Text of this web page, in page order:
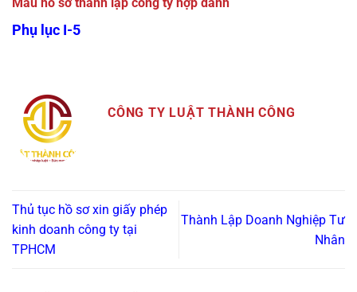
Phụ lục I-5
CÔNG TY LUẬT THÀNH CÔNG
Thủ tục hồ sơ xin giấy phép
kinh doanh công ty tại
TPHCM
Thành Lập Doanh Nghiệp Tư
Nhân